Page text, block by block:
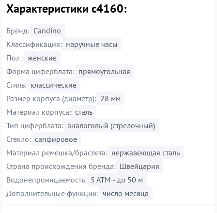
Характеристики c4160:
Бренд: Candino
Классификация: наручные часы
Пол : женские
Форма циферблата: прямоугольная
Стиль: классические
Размер корпуса (диаметр): 28 мм
Материал корпуса: сталь
Тип циферблата: аналоговый (стрелочный)
Стекло: сапфировое
Материал ремешка/браслета: нержавеющая сталь
Страна происхождения бренда: Швейцария
Водонепроницаемость: 5 АТМ - до 50 м
Дополнительные функции: число месяца